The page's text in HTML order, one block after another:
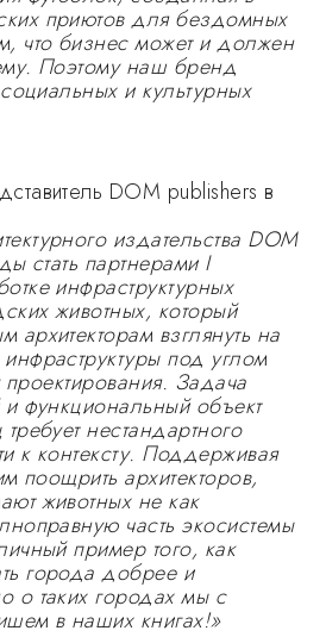
приютов для бездомных
что бизнес может и должен
Поэтому наш бренд
социальных и культурных
DOM publishers в
издательства DOM
стать партнерами I
инфраструктурных
животных, который
архитекторам взглянуть на
под углом
Задача
и функциональный объект
нестандартного
к контексту. Поддерживая
поощрить архитекторов,
животных не как
часть экосистемы
пример того, как
города добрее и
о таких городах мы с
в наших книгах!»